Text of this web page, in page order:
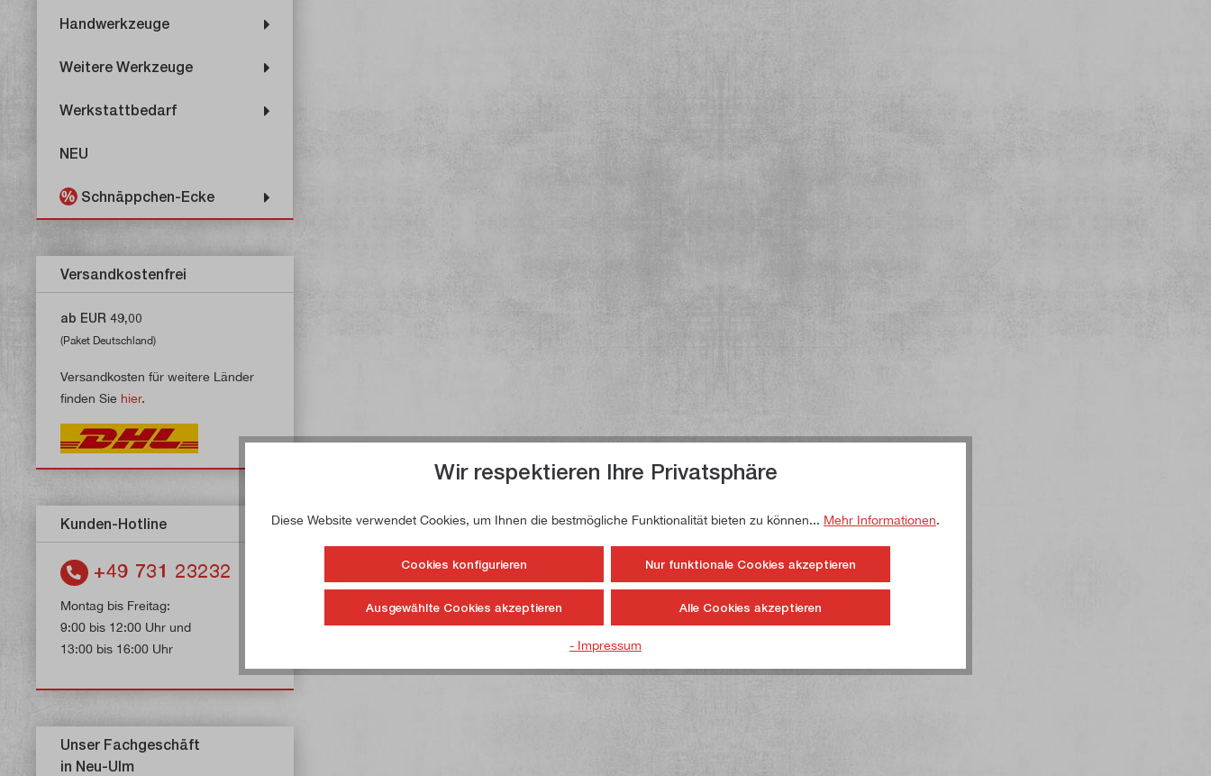
Handwerkzeuge
Weitere Werkzeuge
Werkstattbedarf
NEU
Schnäppchen-Ecke
Versandkostenfrei
ab EUR 49,00
(Paket Deutschland)
Versandkosten für weitere Länder
finden Sie hier.
Kunden-Hotline
+49 731 23232
Montag bis Freitag:
9:00 bis 12:00 Uhr und
13:00 bis 16:00 Uhr
Unser Fachgeschäft
in Neu-Ulm
Wir respektieren Ihre Privatsphäre
Diese Website verwendet Cookies, um Ihnen die bestmögliche Funktionalität bieten zu können... Mehr Informationen.
Cookies konfigurieren Nur funktionale Cookies akzeptieren
Ausgewählte Cookies akzeptieren Alle Cookies akzeptieren
- Impressum